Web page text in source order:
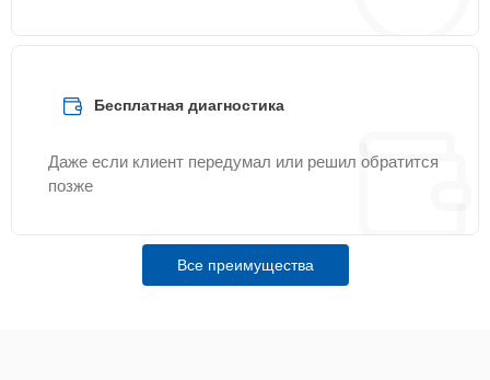
Бесплатная диагностика
Даже если клиент передумал или решил обратится
позже
Все преимущества